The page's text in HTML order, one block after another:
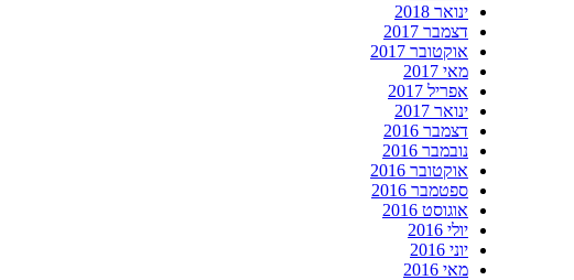
ינואר 2018
דצמבר 2017
אוקטובר 2017
מאי 2017
אפריל 2017
ינואר 2017
דצמבר 2016
נובמבר 2016
אוקטובר 2016
ספטמבר 2016
אוגוסט 2016
יולי 2016
יוני 2016
מאי 2016